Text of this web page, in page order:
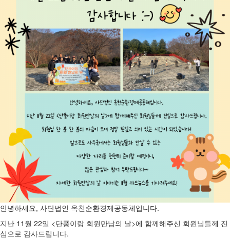
안녕하세요, 사단법인 옥천순환경제공동체입니다.
지난 11월 22일 <단풍이랑 회원만남의 날>에 함께해주신 회원님들께 진
심으로 감사드립니다.